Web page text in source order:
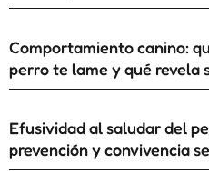
Comportamiento canino:
perro te lame y qué revela
Efusividad al saludar del
prevención y convivencia